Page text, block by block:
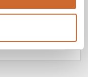
340mm